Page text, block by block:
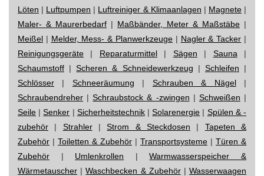
Löten | Luftpumpen | Luftreiniger & Klimaanlagen | Magnete|
Maler- & Maurerbedarf | Maßbänder, Meter & Maßstäbe |
Meißel | Melder, Mess- & Planwerkzeuge | Nagler & Tacker |
Reinigungsgeräte | Reparaturmittel| Sägen | Sauna |
Schaumstoff |Scheren & Schneidewerkzeug | Schleifen |
Schlösser | Schneeräumung | Schrauben & Nägel|
Schraubendreher |Schraubstock & -zwingen | Schweißen |
Seile |Senker | Sicherheitstechnik|Solarenergie | Spülen & -
zubehör | Strahler|Strom & Steckdosen | Tapeten &
Zubehör | Toiletten & Zubehör | Transportsysteme | Türen &
Zubehör | Umlenkrollen |Warmwasserspeicher &
Wärmetauscher |Waschbecken & Zubehör|Wasserwaagen